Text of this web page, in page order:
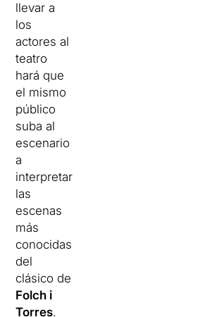
llevar a
los
actores al
teatro
hará que
el mismo
público
suba al
escenario
a
interpretar
las
escenas
más
conocidas
del
clásico de
Folch i
Torres.